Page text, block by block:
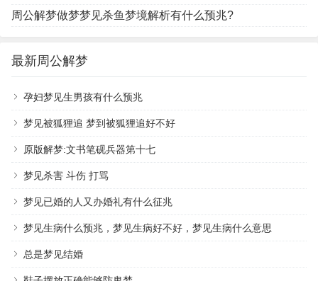
周公解梦做梦梦见杀鱼梦境解析有什么预兆?
最新周公解梦
孕妇梦见生男孩有什么预兆
梦见被狐狸追 梦到被狐狸追好不好
原版解梦:文书笔砚兵器第十七
梦见杀害 斗伤 打骂
梦见已婚的人又办婚礼有什么征兆
梦见生病什么预兆，梦见生病好不好，梦见生病什么意思
总是梦见结婚